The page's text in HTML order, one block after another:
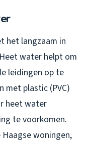
het langzaam in
water helpt om
leidingen op te
met plastic (PVC)
heet water
te voorkomen.
woningen,